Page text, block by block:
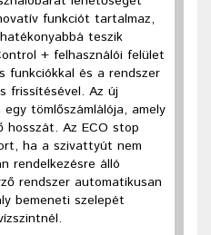
funkciót tartalmaz,
teszik
+ felhasználói felület
funkciókkal és a rendszer
frissítésével. Az új
tömlőszámlálója, amely
hosszát. Az ECO stop
ha a szivattyút nem
rendelkezésre álló
rendszer automatikusan
bemeneti szelepét